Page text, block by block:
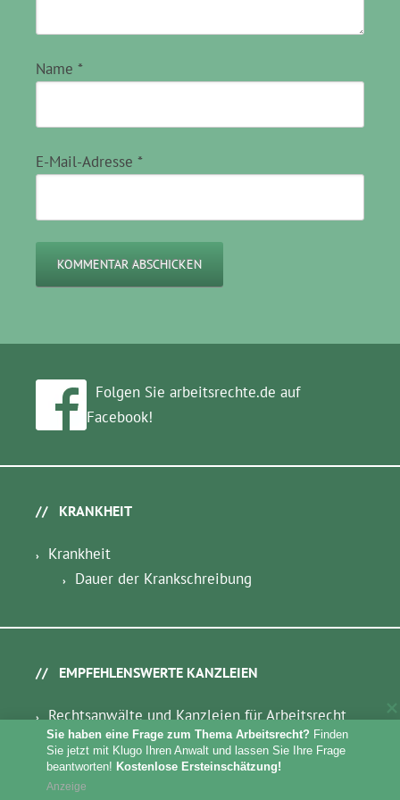
Name *
E-Mail-Adresse *
Folgen Sie arbeitsrechte.de auf
Facebook!
KRANKHEIT
Krankheit
Dauer der Krankschreibung
EMPFEHLENSWERTE KANZLEIEN
Rechtsanwälte und Kanzleien für Arbeitsrecht
Sie haben eine Frage zum Thema Arbeitsrecht? Finden
Sie jetzt mit Klugo Ihren Anwalt und lassen Sie Ihre Frage
beantworten! Kostenlose Ersteinschätzung!
Anzeige